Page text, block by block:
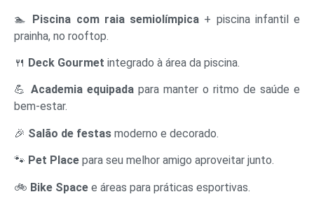
🏊 Piscina com raia semiolímpica + piscina infantil e
prainha, no rooftop.
🍴 Deck Gourmet integrado à área da piscina.
💪 Academia equipada para manter o ritmo de saúde e
bem-estar.
🎉 Salão de festas moderno e decorado.
🐾 Pet Place para seu melhor amigo aproveitar junto.
🚲 Bike Space e áreas para práticas esportivas.